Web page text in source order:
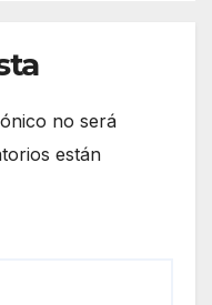
no será
están